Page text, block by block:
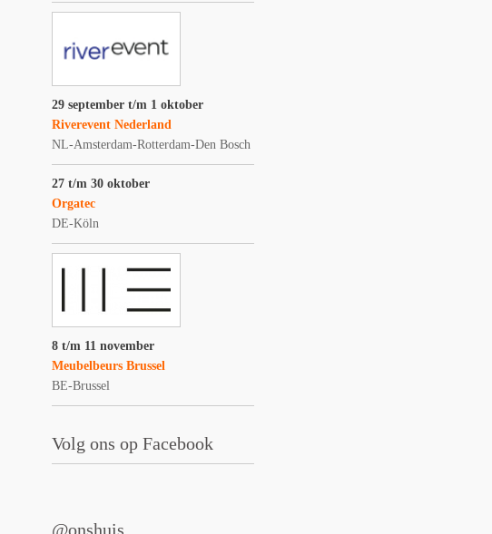
29 september t/m 1 oktober
Riverevent Nederland
NL-Amsterdam-Rotterdam-Den Bosch
27 t/m 30 oktober
Orgatec
DE-Köln
8 t/m 11 november
Meubelbeurs Brussel
BE-Brussel
Volg ons op Facebook
@onshuis